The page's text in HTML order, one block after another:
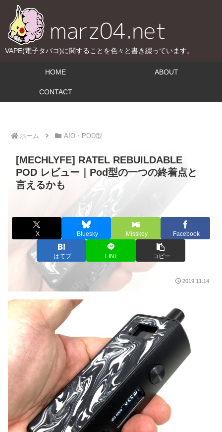
VAPE(電子タバコ)に関することを色々と書き綴っています。
HOME ABOUT
CONTACT
ホーム AIO・POD型
[MECHLYFE] RATEL REBUILDABLE
POD レビュー｜Pod型の一つの終着点と
言えるかも
X Bluesky Misskey Facebook
はてブ LINE コピー
2019.11.14